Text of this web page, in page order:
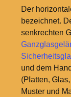
Der
bezeichnet.
senkrechten
und dem
(Platten,
Muster und